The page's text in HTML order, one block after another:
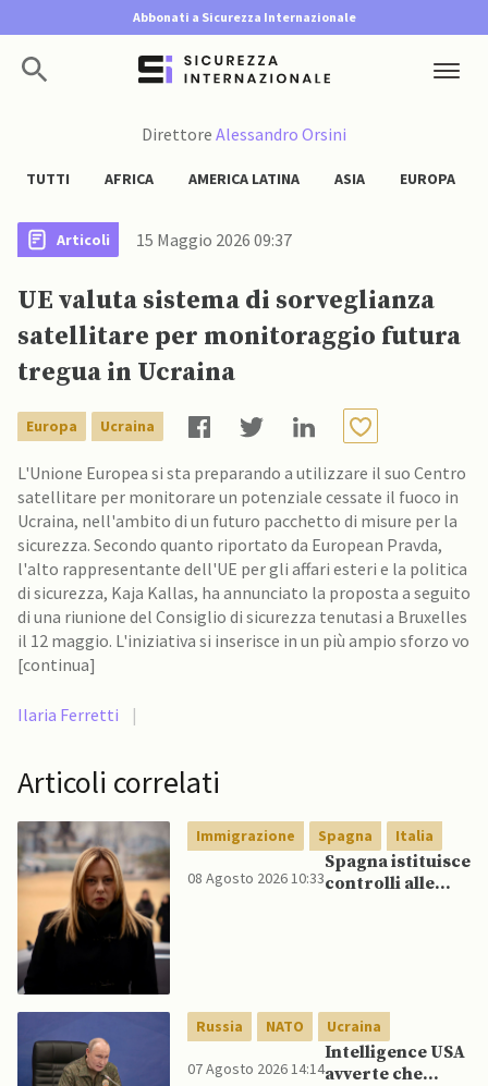
Abbonati a Sicurezza Internazionale
Direttore Alessandro Orsini
TUTTI AFRICA AMERICA LATINA ASIA EUROPA
Articoli 15 Maggio 2026 09:37
UE valuta sistema di sorveglianza
satellitare per monitoraggio futura
tregua in Ucraina
Europa Ucraina
L'Unione Europea si sta preparando a utilizzare il suo Centro
satellitare per monitorare un potenziale cessate il fuoco in
Ucraina, nell'ambito di un futuro pacchetto di misure per la
sicurezza. Secondo quanto riportato da European Pravda,
l'alto rappresentante dell'UE per gli affari esteri e la politica
di sicurezza, Kaja Kallas, ha annunciato la proposta a seguito
di una riunione del Consiglio di sicurezza tenutasi a Bruxelles
il 12 maggio. L'iniziativa si inserisce in un più ampio sforzo vo
[continua]
Ilaria Ferretti |
Articoli correlati
Immigrazione Spagna Italia
08 Agosto 2026 10:33
Spagna istituisce
controlli alle
spagnoli
Russia NATO Ucraina
07 Agosto 2026 14:14
Intelligence USA
avverte che